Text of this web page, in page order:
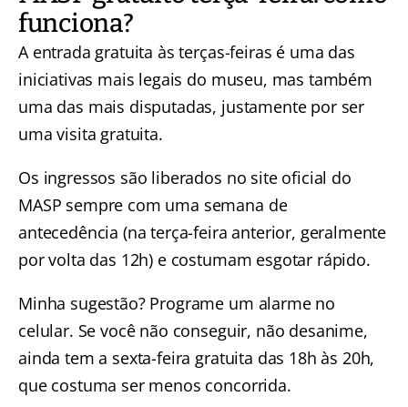
funciona?
A entrada gratuita às terças-feiras é uma das
iniciativas mais legais do museu, mas também
uma das mais disputadas, justamente por ser
uma visita gratuita.
Os ingressos são liberados no site oficial do
MASP sempre com uma semana de
antecedência (na terça-feira anterior, geralmente
por volta das 12h) e costumam esgotar rápido.
Minha sugestão? Programe um alarme no
celular. Se você não conseguir, não desanime,
ainda tem a sexta-feira gratuita das 18h às 20h,
que costuma ser menos concorrida.